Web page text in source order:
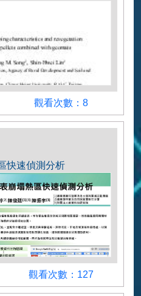
M. Song, Shin-Hwei
觀看次數
觀看次數：8
快速偵測分析
觀看次數
觀看次數：127